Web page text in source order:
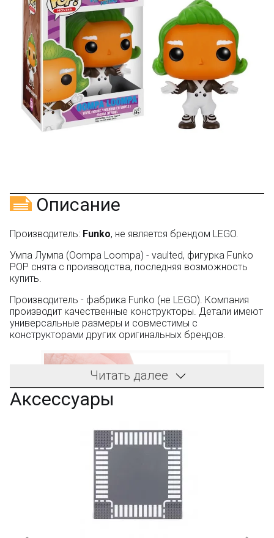
Скидка за отзыв
на Яндекс.Маркете 150₽
Оставьте отзыв (не менее 50 символов) о товаре
через системуЯндекс.Маркет
с обязательным
указанием номера и даты заказа в нашем магазине
и получите купон на скидку 150₽
...уже сейчас
Подробные условия всех акций и бонусов...
Описание
Производитель: Funko, не является брендом LEGO.
Умпа Лумпа (Oompa Loompa) - vaulted, фигурка Funko
POP снята с производства, последняя возможность
купить.
Производитель - фабрика Funko (не LEGO). Компания
производит качественные конструкторы. Детали имеют
универсальные размеры и совместимы с
конструкторами других оригинальных брендов.
Читать далее
Аксессуары